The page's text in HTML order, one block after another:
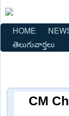
HOME
తెలుగువార్తలు
CM